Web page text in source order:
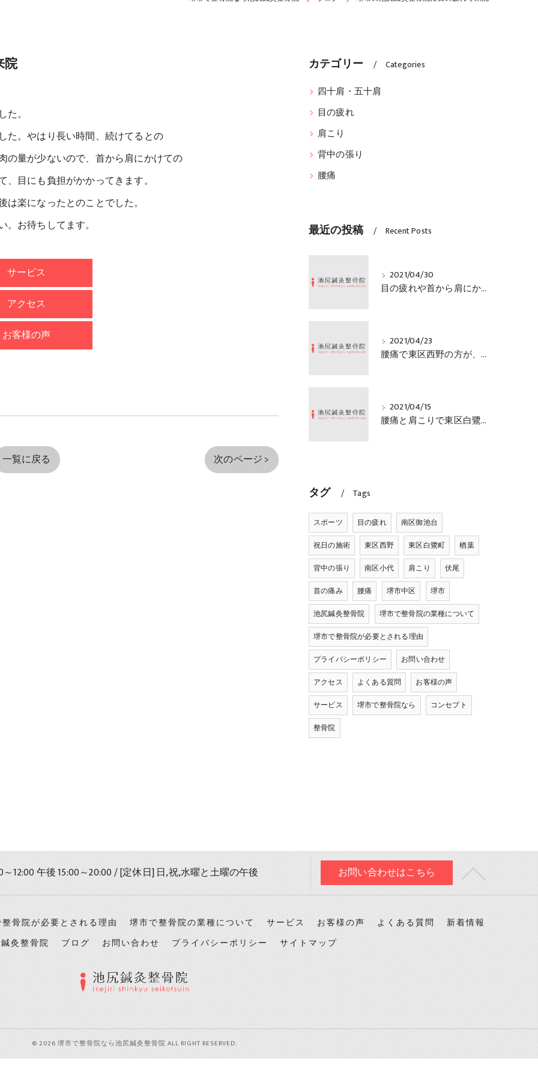
院
。
た。やはり長い時間、続けてるとの
の量が少ないので、首から肩にかけての
目にも負担がかかってきます。
楽になったとのことでした。
お待ちしてます。
サービス
アクセス
お客様の声
一覧に戻る 次のページ >
カテゴリー Categories
四十肩・五十肩
目の疲れ
肩こり
背中の張り
腰痛
最近の投稿 Recent Posts
2021/04/30
目の疲れや首から肩にかけての痛みで南区御池台の方がご来院「堺市中区の池尻鍼灸整骨院」
2021/04/23
腰痛で東区西野の方が、ご来院「堺市中区の池尻鍼灸整骨院」
2021/04/15
腰痛と肩こりで東区白鷺町の方が、ご来院「堺市中区の池尻鍼灸整骨院」
タグ Tags
スポーツ 目の疲れ
南区御池台
祝日の施術
東区西野 東区白鷺町
楢葉
背中の張り
南区小代 肩こり
伏尾
首の痛み
腰痛 堺市中区
堺市
池尻鍼灸整骨院
堺市で整骨院の業種について
堺市で整骨院が必要とされる理由
プライバシーポリシー
お問い合わせ
アクセス
よくある質問
お客様の声
サービス
堺市で整骨院なら
コンセプト
整骨院
12:00 午後 15:00～20:00 / [定休日] 日,祝,水曜と土曜の午後 お問い合わせはこちら
骨院が必要とされる理由 堺市で整骨院の業種について サービス お客様の声 よくある質問
新着情報
灸整骨院 ブログ お問い合わせ プライバシーポリシー サイトマップ
© 2026 堺市で整骨院なら池尻鍼灸整骨院 ALL RIGHT RESERVED.